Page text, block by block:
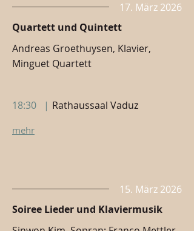
17. März 2026
Quartett und Quintett
Andreas Groethuysen, Klavier,
Minguet Quartett
18:30 | Rathaussaal Vaduz
mehr
15. März 2026
Soiree Lieder und Klaviermusik